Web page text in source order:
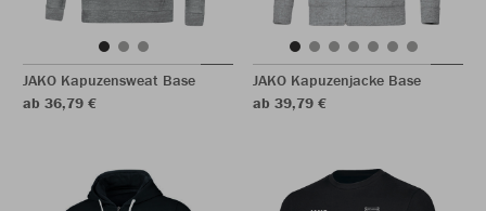
JAKO Kapuzensweat Base
ab 36,79 €
JAKO Kapuzenjacke Base
ab 39,79 €